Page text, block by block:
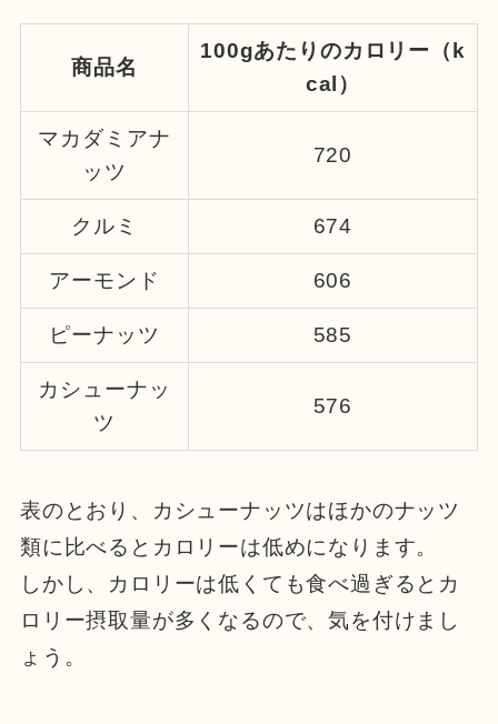
商品名
100gあたりのカロリー（k
cal）
マカダミアナ
ッツ
720
クルミ 674
アーモンド 606
ピーナッツ 585
カシューナッ
ツ
576
表のとおり、カシューナッツはほかのナッツ
類に比べるとカロリーは低めになります。
しかし、カロリーは低くても食べ過ぎるとカ
ロリー摂取量が多くなるので、気を付けまし
ょう。